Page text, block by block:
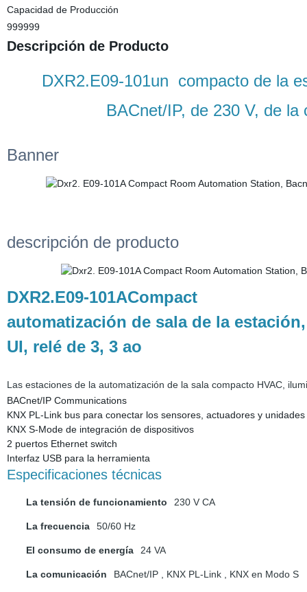
Capacidad de Producción
999999
Descripción de Producto
DXR2.E09-101un compacto de la
BACnet/IP, de 230 V, de
Banner
descripción de producto
DXR2.E09-101ACompact
automatización de sala de la
UI, relé de 3, 3 ao
Las estaciones de la automatización de la sala compacto HVAC,
BACnet/IP Communications
KNX PL-Link bus para conectar los sensores, actuadores y
KNX S-Mode de integración de dispositivos
2 puertos Ethernet switch
Interfaz USB para la herramienta
Especificaciones técnicas
La tensión de funcionamiento 230 V CA
La frecuencia 50/60 Hz
El consumo de energía 24 VA
La comunicación BACnet/IP , KNX PL-Link , KNX en Modo S